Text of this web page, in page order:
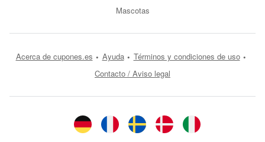
Mascotas
Acerca de cupones.es Ayuda
Términos y condiciones de uso
Contacto / Aviso legal